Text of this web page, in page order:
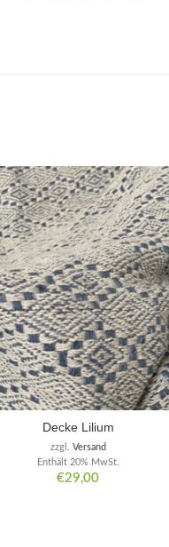
Decke Lilium
€29,00
Enthält 20% MwSt.
zzgl. Versand